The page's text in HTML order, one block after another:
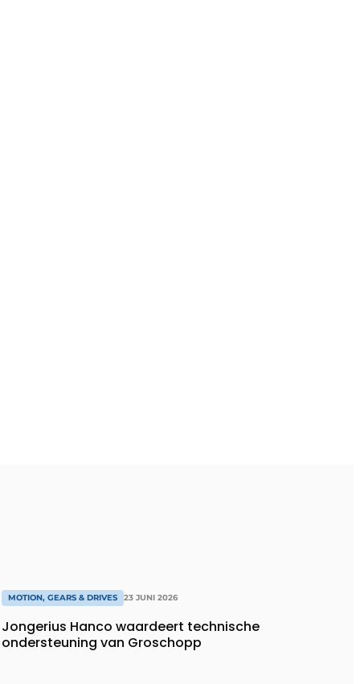
MOTION, GEARS & DRIVES 23 JUNI 2026
Jongerius Hanco waardeert technische
ondersteuning van Groschopp